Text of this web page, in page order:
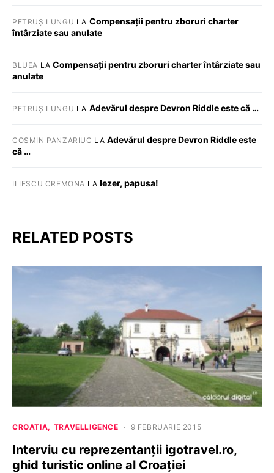
PETRUȘ LUNGU LA Compensații pentru zboruri charter
întârziate sau anulate
BLUEA LACompensații pentru zboruri charter întârziate sau
anulate
PETRUȘ LUNGU LA Adevărul despre Devron Riddle este că …
COSMIN PANZARIUC LA Adevărul despre Devron Riddle este
că …
ILIESCU CREMONA LA Iezer, papusa!
RELATED POSTS
CROATIA TRAVELLIGENCE 9 FEBRUARIE 2015
Interviu cu reprezentanții igotravel.ro,
ghid turistic online al Croației